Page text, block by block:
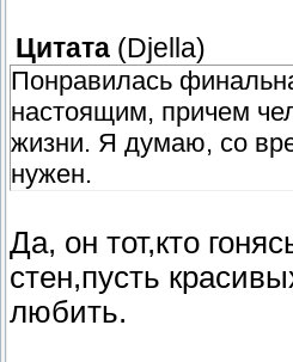
Цитата ( Djella)
Понравилась
настоящим, причем
жизни. Я думаю, со
нужен.
Да, он тот,кто
стен,пусть
любить.